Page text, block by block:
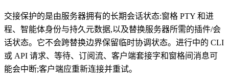
交接保护的是由服务器拥有的长期会话状态:窗格 PTY 和进
程、智能体身份与持久元数据,以及替换服务器所需的插件/会
话状态。它不会跨替换边界保留临时协调状态。进行中的 CLI
或 API 请求、等待、订阅流、客户端套接字和窗格间消息可
能会中断;客户端应重新连接并重试。